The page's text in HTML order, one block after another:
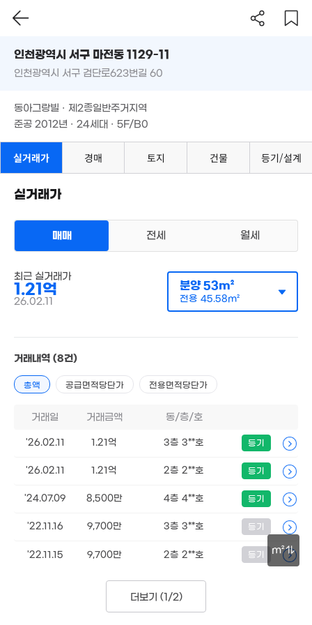
3억
80m²
매매 1억 2100만원
전용46m²
계약일 '26. 02
1.4억
억
필터 매물 탐색
인천시 서구 마전동 1129-11
준공 2012년 · 24세대 · 5F/B0
m²
인천광역시 서구 마전동 1129-11
인천광역시 서구 검단로623번길 60
동아그랑빌 · 제2종일반주거지역
준공 2012년 · 24세대 · 5F/B0
실거래가 경매 토지 건물 등기/설계
실거래가
매매 전세 월세
최근 실거래가
1.21억
26.02.11
분양53m²
전용 45.58m²
거래내역 (8건)
총액 공급면적당단가 전용면적당단가
거래일 거래금액 동/층/호
'26.02.11 1.21억 3층 3**호 등기
'26.02.11 1.21억 2층 2**호 등기
'24.07.09 8,500만 4층 4**호 등기
'22.11.16 9,700만 3층 3**호 등기
'22.11.15 9,700만 2층 2**호 등기
더보기 (1/2)